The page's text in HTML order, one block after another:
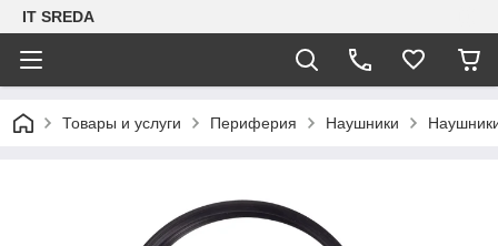
IT SREDA
Товары и услуги Периферия Наушники